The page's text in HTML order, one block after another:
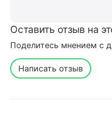
Оставить отзыв на
Поделитесь мнением с
Написать отзыв